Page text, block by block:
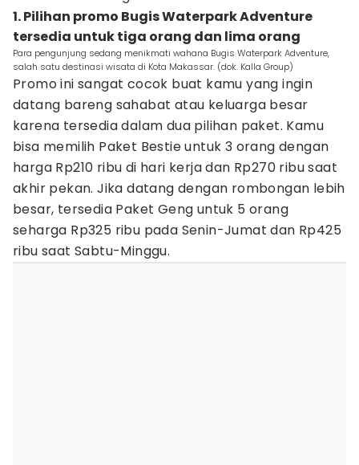
1. Pilihan promo Bugis Waterpark Adventure
tersedia untuk tiga orang dan lima orang
Para pengunjung sedang menikmati wahana Bugis Waterpark Adventure,
salah satu destinasi wisata di Kota Makassar. (dok. Kalla Group)
Promo ini sangat cocok buat kamu yang ingin
datang bareng sahabat atau keluarga besar
karena tersedia dalam dua pilihan paket. Kamu
bisa memilih Paket Bestie untuk 3 orang dengan
harga Rp210 ribu di hari kerja dan Rp270 ribu saat
akhir pekan. Jika datang dengan rombongan lebih
besar, tersedia Paket Geng untuk 5 orang
seharga Rp325 ribu pada Senin-Jumat dan Rp425
ribu saat Sabtu-Minggu.